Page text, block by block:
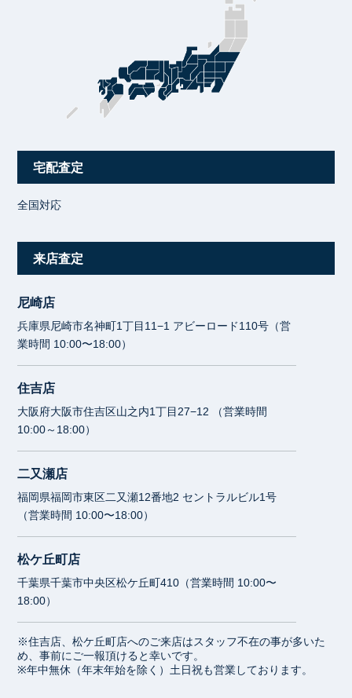
宅配査定
全国対応
来店査定
尼崎店
兵庫県尼崎市名神町1丁目11−1 アビーロード110号（営
業時間 10:00〜18:00）
住吉店
大阪府大阪市住吉区山之内1丁目27−12 （営業時間
10:00～18:00）
二又瀬店
福岡県福岡市東区二又瀬12番地2 セントラルビル1号
（営業時間 10:00〜18:00）
松ケ丘町店
千葉県千葉市中央区松ケ丘町410（営業時間 10:00〜
18:00）
※住吉店、松ケ丘町店へのご来店はスタッフ不在の事が多いた
め、事前にご一報頂けると幸いです。
※年中無休（年末年始を除く）土日祝も営業しております。